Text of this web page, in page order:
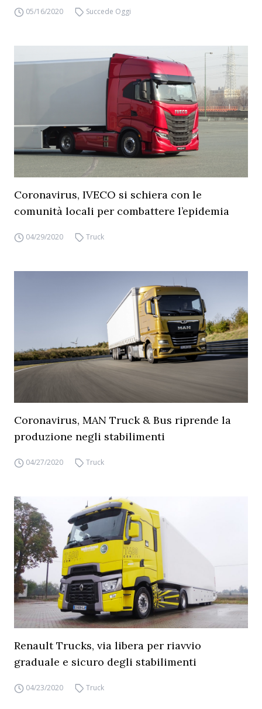
05/16/2020 Succede Oggi
Coronavirus, IVECO si schiera con le
comunità locali per combattere l’epidemia
04/29/2020 Truck
Coronavirus, MAN Truck & Bus riprende la
produzione negli stabilimenti
04/27/2020 Truck
Renault Trucks, via libera per riavvio
graduale e sicuro degli stabilimenti
04/23/2020 Truck